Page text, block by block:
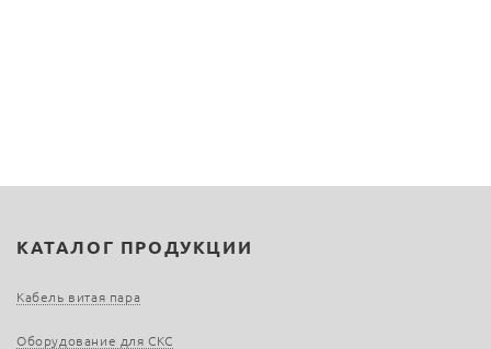
КАТАЛОГ ПРОДУКЦИИ
Кабель витая пара
Оборудование для СКС